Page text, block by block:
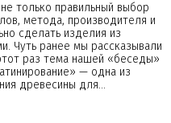
только правильный выбор
метода, производителя и
сделать изделия из
Чуть ранее мы рассказывали
раз тема нашей «беседы»
— одна из
древесины для…